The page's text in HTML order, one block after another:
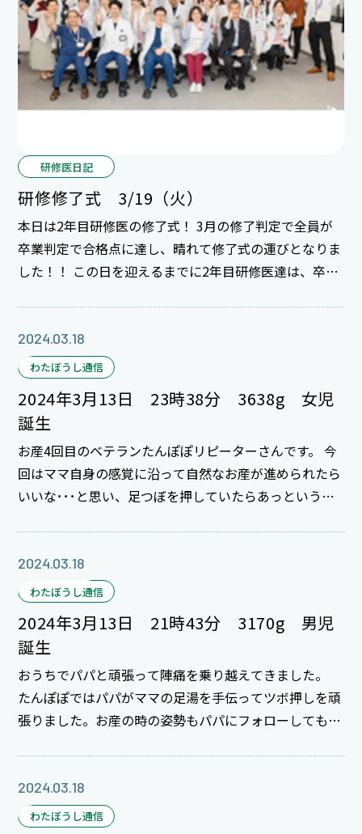
研修医日記
研修修了式 3/19（火）
本日は2年目研修医の修了式！ 3月の修了判定で全員が
卒業判定で合格点に達し、晴れて修了式の運びとなりま
した！！ この日を迎えるまでに2年目研修医達は、卒業
目指してきました。 お陰様で今年も全員が「卒業」の
お墨付きを頂けました。当院での2年間の研修生活の中
には研修医達を支えてきた全ての人々、指導医の先生方
や看護師、コメディカル、そして同期、後輩達などの皆
様に感謝、感謝です☆ そして2年間の研修を頑張った2
年目研修医達、卒業おめでとうございます！
2024.03.18
わたぼうし通信
2024年3月13日 23時38分 3638g 女児
誕生
お産4回目のベテランたんぽぽリピーターさんです。 今
回はママ自身の感覚に沿って自然なお産が進められたら
いいな･･･と思い、足つぼを押していたらあっという間
気に赤ちゃんが産まれてきました！ パパ、お名前を考
えている時間が全くなかったですね。 お兄ちゃんお姉
ちゃん、妹ちゃんをよろしくね。 ご出産おめでとうご
ざいます。
2024.03.18
わたぼうし通信
2024年3月13日 21時43分 3170g 男児
誕生
おうちでパパと頑張って陣痛を乗り越えてきました。
たんぽぽではパパがママの足湯を手伝ってツボ押しを頑
張りました。お産の時の姿勢もパパにフォローしてもら
っとたくさんお手伝いしてもらえそうです。 育児楽しん
で下さいね！ ご出産おめでとうございます。
2024.03.18
わたぼうし通信